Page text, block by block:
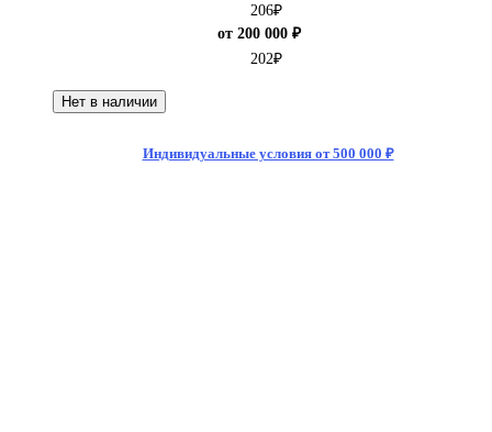
206₽
от 200 000 ₽
202₽
Нет в наличии
Индивидуальные условия от 500 000 ₽